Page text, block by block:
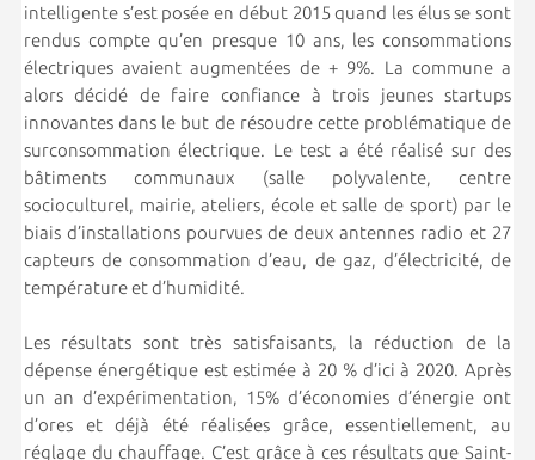
intelligente s’est posée en début 2015 quand les élus se sont
rendus compte qu’en presque 10 ans, les consommations
électriques avaient augmentées de + 9%. La commune a
alors décidé de faire confiance à trois jeunes startups
innovantes dans le but de résoudre cette problématique de
surconsommation électrique. Le test a été réalisé sur des
bâtiments communaux (salle polyvalente, centre
socioculturel, mairie, ateliers, école et salle de sport) par le
biais d’installations pourvues de deux antennes radio et 27
capteurs de consommation d’eau, de gaz, d’électricité, de
température et d’humidité.
Les résultats sont très satisfaisants, la réduction de la
dépense énergétique est estimée à 20 % d’ici à 2020. Après
un an d’expérimentation, 15% d’économies d’énergie ont
d’ores et déjà été réalisées grâce, essentiellement, au
réglage du chauffage. C’est grâce à ces résultats que Saint-